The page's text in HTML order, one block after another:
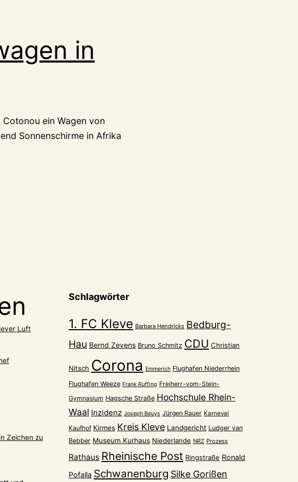
in
ein Wagen von
Sonnenschirme in Afrika
Luft
Zeichen zu
Schlagwörter
1. FC Kleve Barbara Hendricks Bedburg-
Hau Bernd Zevens Bruno Schmitz CDU Christian
Nitsch Corona Emmerich Flughafen Niederrhein
Flughafen Weeze Frank Ruffing Freiherr-vom-Stein-
Gymnasium Hagsche Straße Hochschule Rhein-
Waal Inzidenz Joseph Beuys Jürgen Rauer Karneval
Kaufhof Kirmes Kreis Kleve Landgericht Ludger van
Bebber Museum Kurhaus Niederlande NRZ Prozess
Rathaus Rheinische Post Ringstraße Ronald
Pofalla Schwanenburg Silke Gorißen